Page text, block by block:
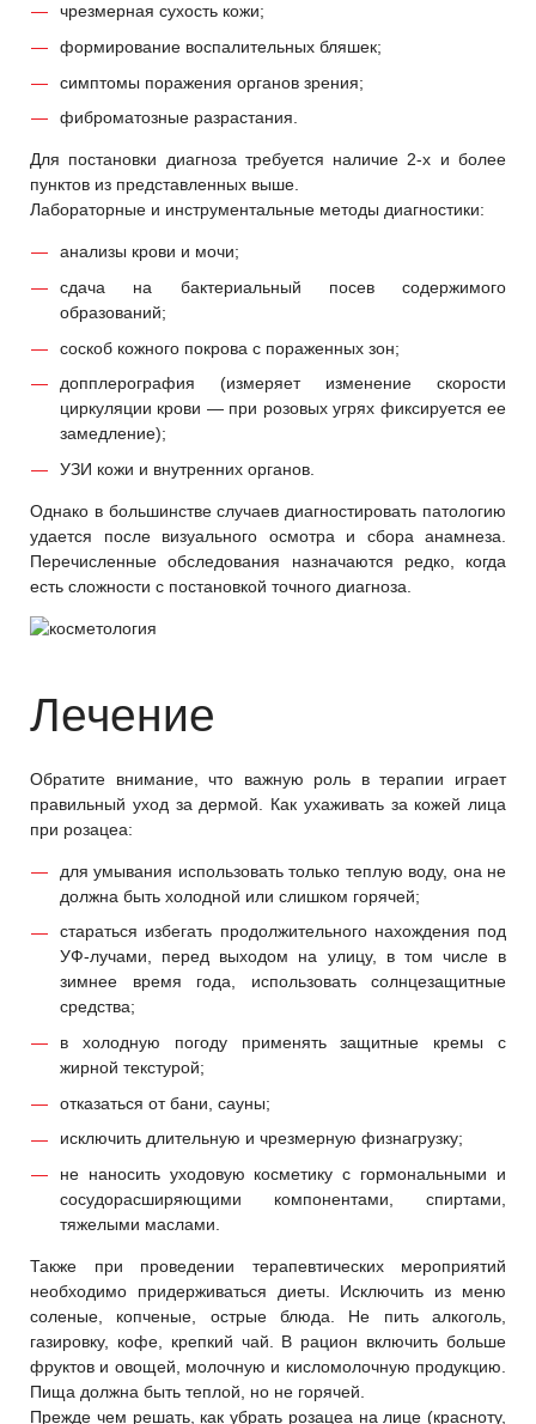
чрезмерная сухость кожи;
формирование воспалительных бляшек;
симптомы поражения органов зрения;
фиброматозные разрастания.
Для постановки диагноза требуется наличие 2-х и более
пунктов из представленных выше.
Лабораторные и инструментальные методы диагностики:
анализы крови и мочи;
сдача на бактериальный посев содержимого
образований;
соскоб кожного покрова с пораженных зон;
допплерография (измеряет изменение скорости
циркуляции крови — при розовых угрях фиксируется ее
замедление);
УЗИ кожи и внутренних органов.
Однако в большинстве случаев диагностировать патологию
удается после визуального осмотра и сбора анамнеза.
Перечисленные обследования назначаются редко, когда
есть сложности с постановкой точного диагноза.
Лечение
Обратите внимание, что важную роль в терапии играет
правильный уход за дермой. Как ухаживать за кожей лица
при розацеа:
для умывания использовать только теплую воду, она не
должна быть холодной или слишком горячей;
стараться избегать продолжительного нахождения под
УФ-лучами, перед выходом на улицу, в том числе в
зимнее время года, использовать солнцезащитные
средства;
в холодную погоду применять защитные кремы с
жирной текстурой;
отказаться от бани, сауны;
исключить длительную и чрезмерную физнагрузку;
не наносить уходовую косметику с гормональными и
сосудорасширяющими компонентами, спиртами,
тяжелыми маслами.
Также при проведении терапевтических мероприятий
необходимо придерживаться диеты. Исключить из меню
соленые, копченые, острые блюда. Не пить алкоголь,
газировку, кофе, крепкий чай. В рацион включить больше
фруктов и овощей, молочную и кисломолочную продукцию.
Пища должна быть теплой, но не горячей.
Прежде чем решать, как убрать розацеа на лице (красноту,